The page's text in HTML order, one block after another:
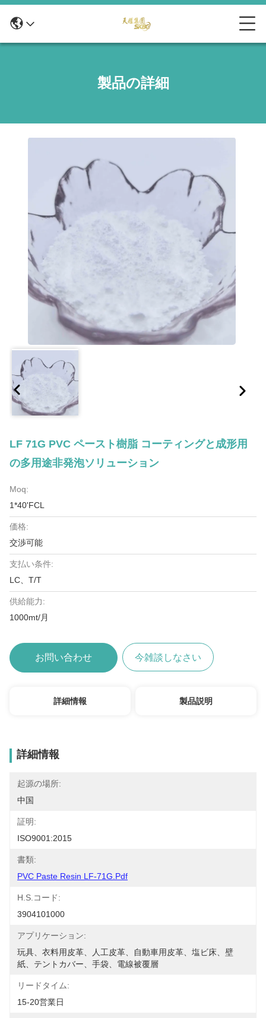
製品の詳細
LF 71G PVC ペースト樹脂 コーティングと成形用
の多用途非発泡ソリューション
Moq:
1*40'FCL
価格:
交渉可能
支払い条件:
LC、T/T
供給能力:
1000mt/月
お問い合わせ 今雑談しなさい
詳細情報 製品説明
詳細情報
起源の場所:
中国
証明:
ISO9001:2015
書類:
PVC Paste Resin LF-71G.pdf
H.S.コード:
3904101000
アプリケーション:
玩具、衣料用皮革、人工皮革、自動車用皮革、塩ビ床、壁
紙、テントカバー、手袋、電線被覆層
リードタイム:
15-20営業日